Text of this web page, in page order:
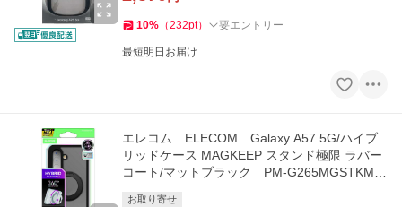
10% （232pt） 要エントリー
最短明日お届け
エレコム ELECOM Galaxy A57 5G/ハイブ
リッドケース MAGKEEP スタンド極限 ラバー
コート/マットブラック PM-G265MGSTKMB
お取り寄せ